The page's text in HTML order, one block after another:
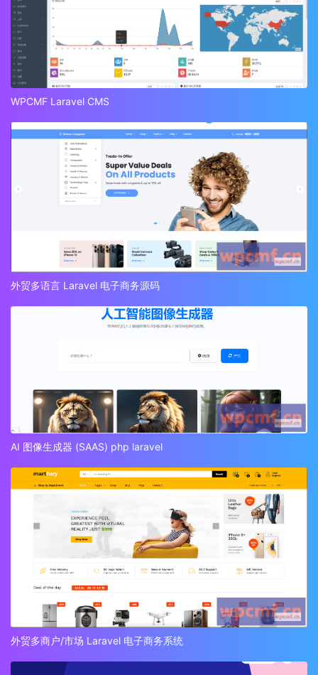
WPCMF Laravel CMS
外贸多语言 Laravel 电子商务源码
AI 图像生成器 (SAAS) php laravel
外贸多商户/市场 Laravel 电子商务系统